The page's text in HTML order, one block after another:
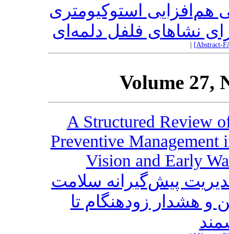
هم‌افزایی استوکیومتری
نشاهای فلفل دلمه‌ای
[Abstract-
Volume 27,
A Structured Review
Preventive Management
Vision and Early
پیش‌گیرانه سلامت
و هشدار زودهنگام تا